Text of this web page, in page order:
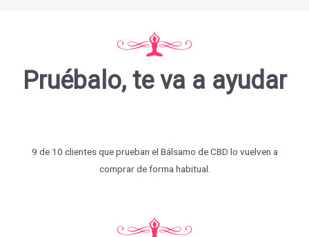
Pruébalo, te va a ayudar
9 de 10 clientes que prueban el Bálsamo de CBD lo vuelven a
comprar de forma habitual.